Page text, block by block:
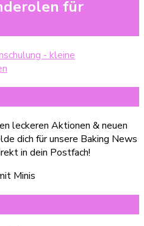
für
leckeren Aktionen & neuen
dich für unsere Baking News
in dein Postfach!